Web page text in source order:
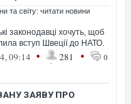
та світу: читати новини
законодавці хочуть, щоб
вступ Швеції до НАТО.
09:14 • 281 • 0
ЗАЯВУ ПРО